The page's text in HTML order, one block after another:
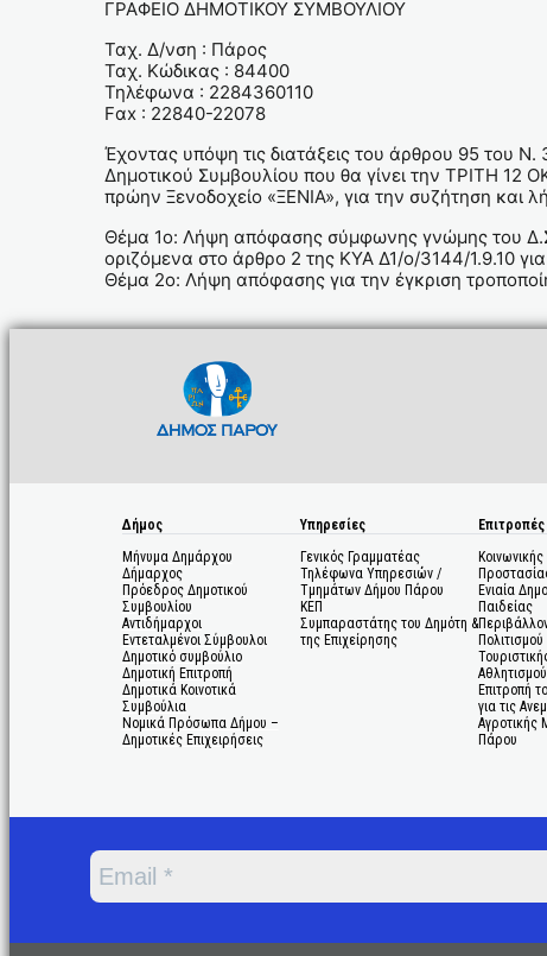
ΓΡΑΦΕΙΟ ΔΗΜΟΤΙΚΟΥ ΣΥΜΒΟΥΛΙΟΥ
Ταχ. Δ/νση : Πάρος
Ταχ. Κώδικας : 84400
Τηλέφωνα : 2284360110
Fαx : 22840-22078
Έχοντας υπόψη τις διατάξεις του άρθρου 95 του
Δημοτικού Συμβουλίου που θα γίνει την ΤΡΙΤΗ 12
πρώην Ξενοδοχείο «ΞΕΝΙΑ», για την συζήτηση
Θέμα 1ο: Λήψη απόφασης σύμφωνης γνώμης του
οριζόμενα στο άρθρο 2 της ΚΥΑ Δ1/ο/3144/1.9.10
Θέμα 2ο: Λήψη απόφασης για την έγκριση
Δήμος
Μήνυμα Δημάρχου
Δήμαρχος
Πρόεδρος Δημοτικού
Συμβουλίου
Αντιδήμαρχοι
Εντεταλμένοι Σύμβουλοι
Δημοτικό συμβούλιο
Δημοτική Επιτροπή
Δημοτικά Κοινοτικά
Συμβούλια
Νομικά Πρόσωπα Δήμου –
Δημοτικές Επιχειρήσεις
Υπηρεσίες
Γενικός Γραμματέας
Τηλέφωνα Υπηρεσιών /
Τμημάτων Δήμου Πάρου
ΚΕΠ
Συμπαραστάτης του Δημότη &
της Επιχείρησης
Επιτροπές
Ενιαία
Παιδείας
Πολιτισμού
Αθλητισμού
Επιτροπή
για τις
Αγροτικής
Πάρου